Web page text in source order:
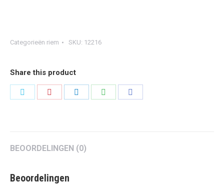
Categorieën riem SKU: 12216
Share this product
BEOORDELINGEN (0)
Beoordelingen